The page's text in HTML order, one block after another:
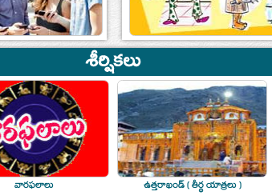
వారఫలాలు ఉత్తరాఖండ్ ( తీర్థ యాత్రలు )